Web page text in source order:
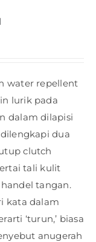
water repellent
lurik pada
dalam dilapisi
dua
clutch
tali kulit
tangan.
kata dalam
‘turun,’ biasa
anugerah